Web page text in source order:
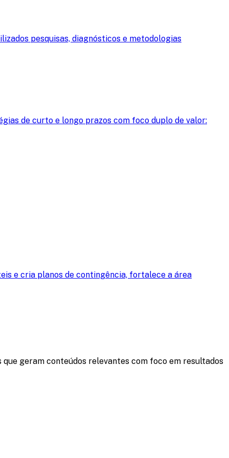
pesquisas, diagnósticos e metodologias
de curto e longo prazos com foco duplo de valor:
e cria planos de contingência, fortalece a área
geram conteúdos relevantes com foco em resultados